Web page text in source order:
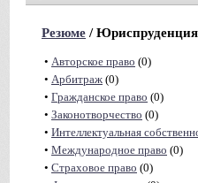
Резюме / Юриспруденция
• Авторское право (0)
• Арбитраж (0)
• Гражданское право (0)
• Законотворчество (0)
• Интеллектуальная
• Международное право (0)
• Страховое право (0)